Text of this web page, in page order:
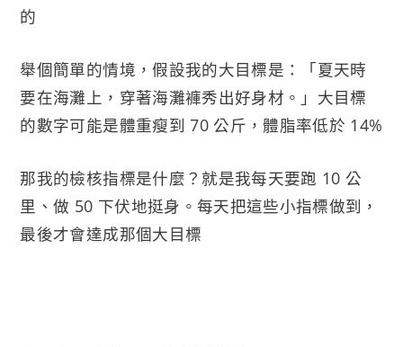
的
舉個簡單的情境，假設我的大目標是：「夏天時
要在海灘上，穿著海灘褲秀出好身材。」大目標
的數字可能是體重瘦到 70 公斤，體脂率低於 14%
那我的檢核指標是什麼？就是我每天要跑 10 公
里、做 50 下伏地挺身。每天把這些小指標做到，
最後才會達成那個大目標